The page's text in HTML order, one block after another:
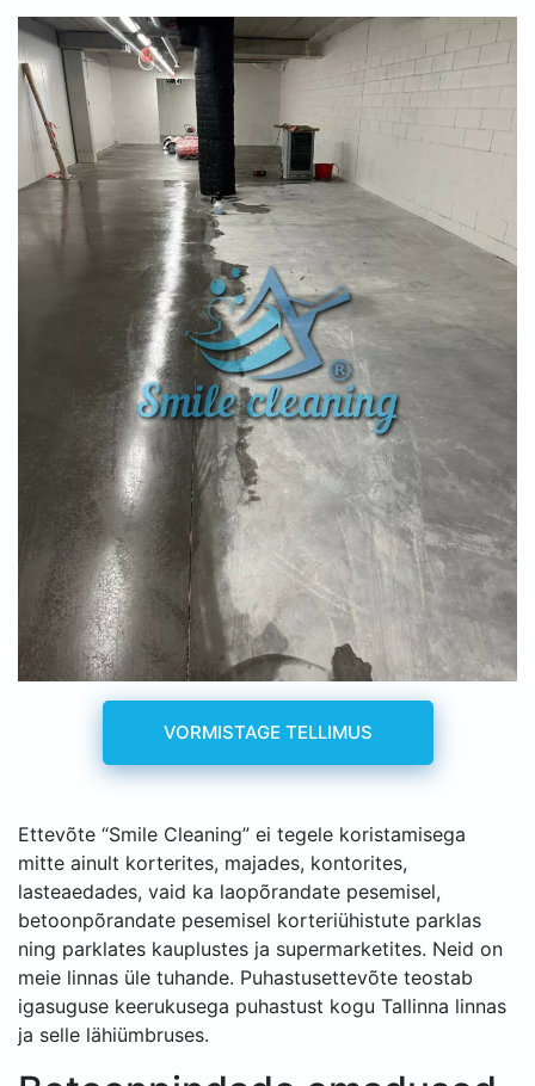
VORMISTAGE TELLIMUS
Ettevõte “Smile Cleaning” ei tegele koristamisega
mitte ainult korterites, majades, kontorites,
lasteaedades, vaid ka laopõrandate pesemisel,
betoonpõrandate pesemisel korteriühistute parklas
ning parklates kauplustes ja supermarketites. Neid on
meie linnas üle tuhande. Puhastusettevõte teostab
igasuguse keerukusega puhastust kogu Tallinna linnas
ja selle lähiümbruses.